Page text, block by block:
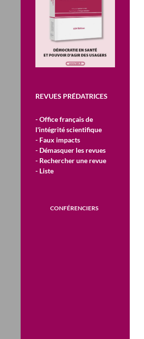
REVUES PRÉDATRICES
- Office français de
l'intégrité scientifique
- Faux impacts
- Démasquer les revues
- Rechercher une revue
- Liste
CONFÉRENCIERS